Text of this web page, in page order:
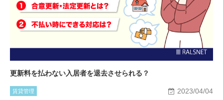
賃貸管理 2023/04/04
更新料を払わない入居者を退去させられる？